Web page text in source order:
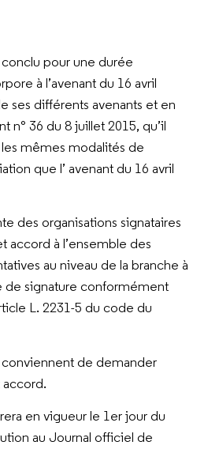
pour une durée
à l’avenant du 16 avril
ses différents avenants et en
n° 36 du 8 juillet 2015, qu’il
mêmes modalités de
que l’ avenant du 16 avril
des organisations signataires
accord à l’ensemble des
au niveau de la branche à
de signature conformément
L. 2231-5 du code du
conviennent de demander
accord.
en vigueur le 1er jour du
au Journal officiel de